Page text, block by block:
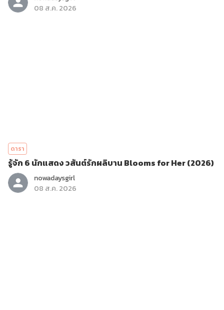
08 ส.ค. 2026
ดารา
รู้จัก 6 นักแสดง วสันต์รักผลิบาน Blooms for Her (2026)
nowadaysgirl
08 ส.ค. 2026